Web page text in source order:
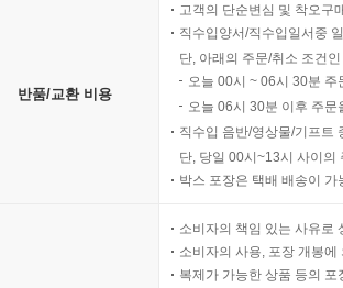
반품/교환 비용
고객의 단순변심 및 착오구
직수입양서/직수입일서중
단, 아래의 주문/취소 조건
오늘 00시 ~ 06시 30분
오늘 06시 30분 이후 주
직수입 음반/영상물/기프트
단, 당일 00시~13시 사이의
박스 포장은 택배 배송이
소비자의 책임 있는 사유로
소비자의 사용, 포장 개봉
복제가 가능한 상품 등의